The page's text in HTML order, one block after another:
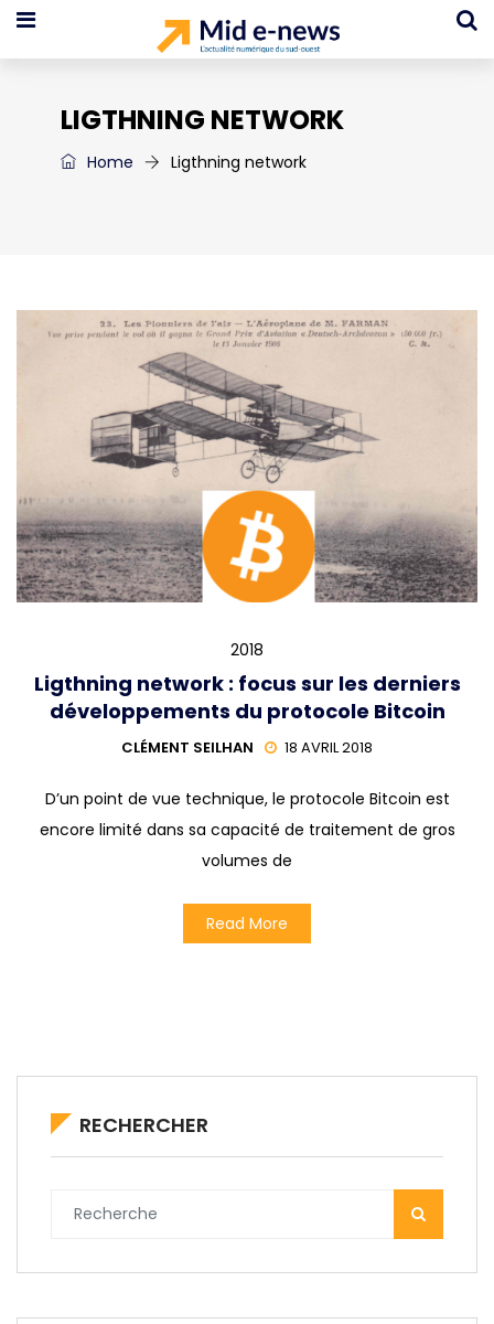
LIGTHNING NETWORK
Home Ligthning network
2018
Ligthning network : focus sur les derniers
développements du protocole Bitcoin
CLÉMENT SEILHAN 18 AVRIL 2018
D’un point de vue technique, le protocole Bitcoin est
encore limité dans sa capacité de traitement de gros
volumes de
Read More
RECHERCHER